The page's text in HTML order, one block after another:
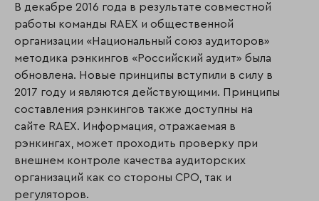
В декабре 2016 года в результате совместной
работы команды RAEX и общественной
организации «Национальный союз аудиторов»
методика рэнкингов «Российский аудит» была
обновлена. Новые принципы вступили в силу в
2017 году и являются действующими. Принципы
составления рэнкингов также доступны на
сайте RAEX. Информация, отражаемая в
рэнкингах, может проходить проверку при
внешнем контроле качества аудиторских
организаций как со стороны СРО, так и
регуляторов.